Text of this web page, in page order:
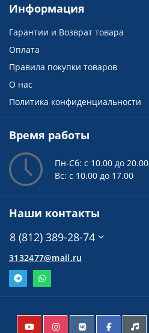
Информация
Гарантии и Возврат товара
Оплата
Правила покупки товаров
О нас
Политика конфиденциальности
Время работы
Пн-Сб: с 10.00 до 20.00
Вс: с 10.00 до 17.00
Наши контакты
8 (812) 389-28-74
3132477@mail.ru